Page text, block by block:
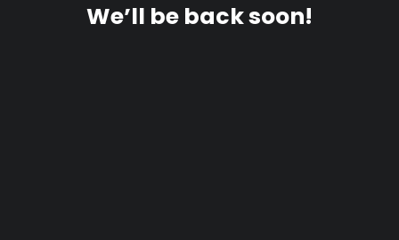
We’ll be back soon!